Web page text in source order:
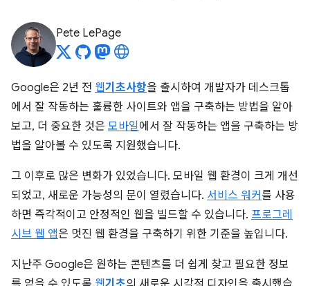
Pete LePage
Google은 2년 전 웹기초사항을 출시하여 개발자가 데스크톱
에서 잘 작동하는 훌륭한 사이트와 앱을 구축하는 방법을 알아
보고, 더 중요한 것은 모바일에서 잘 작동하는 앱을 구축하는 방
법을 알아볼 수 있도록 지원했습니다.
그 이후로 많은 변화가 있었습니다. 모바일 웹 환경이 크게 개선
되었고, 새로운 가능성의 문이 열렸습니다. 서비스 워커를 사용
하면 즉각적이고 안정적인 웹을 빌드할 수 있습니다. 프로그레
시브 웹 앱은 멋진 웹 환경을 구축하기 위한 기준을 높입니다.
지난주 Google은 원하는 콘텐츠를 더 쉽게 찾고 필요한 정보